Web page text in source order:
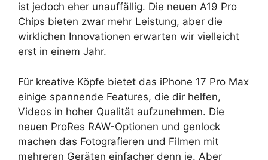
ist jedoch eher unauffällig. Die neuen A19 Pro
Chips bieten zwar mehr Leistung, aber die
wirklichen Innovationen erwarten wir vielleicht
erst in einem Jahr.
Für kreative Köpfe bietet das iPhone 17 Pro Max
einige spannende Features, die dir helfen,
Videos in hoher Qualität aufzunehmen. Die
neuen ProRes RAW-Optionen und genlock
machen das Fotografieren und Filmen mit
mehreren Geräten einfacher denn je. Aber